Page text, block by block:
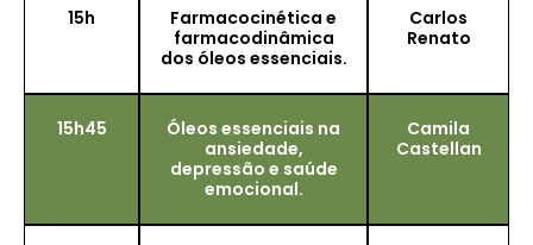
15h
Farmacocinética e
farmacodinâmica
dos óleos essenciais.
Carlos
Renato
15h45
Óleos essenciais na
ansiedade,
depressão e saúde
emocional.
Camila
Castellan